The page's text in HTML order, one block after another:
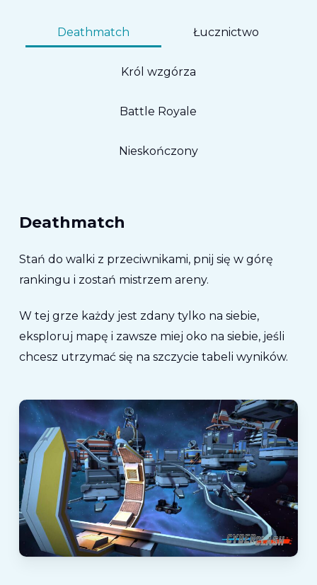
Deathmatch Łucznictwo
Król wzgórza
Battle Royale
Nieskończony
Deathmatch
Stań do walki z przeciwnikami, pnij się w górę
rankingu i zostań mistrzem areny.
W tej grze każdy jest zdany tylko na siebie,
eksploruj mapę i zawsze miej oko na siebie, jeśli
chcesz utrzymać się na szczycie tabeli wyników.